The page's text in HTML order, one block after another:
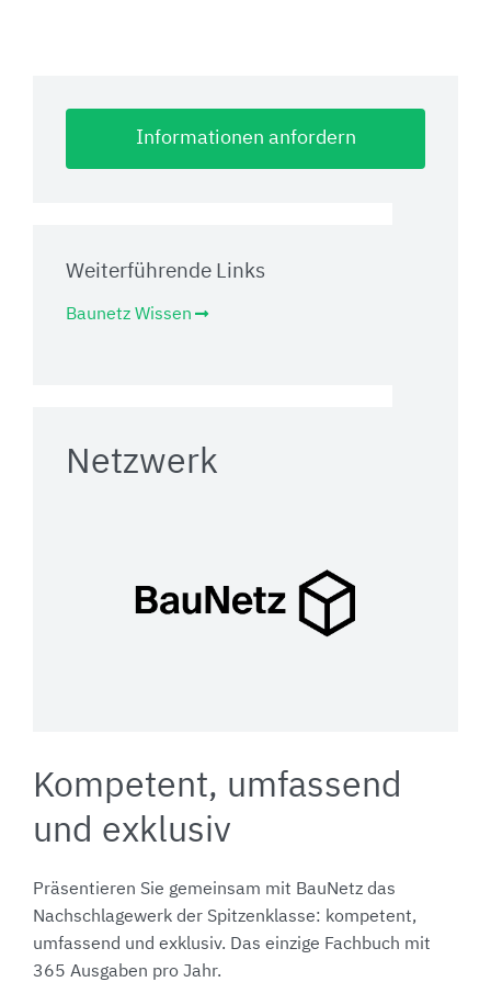
Informationen anfordern
Weiterführende Links
Baunetz Wissen
Netzwerk
Kompetent, umfassend
und exklusiv
Präsentieren Sie gemeinsam mit BauNetz das
Nachschlagewerk der Spitzenklasse: kompetent,
umfassend und exklusiv. Das einzige Fachbuch mit
365 Ausgaben pro Jahr.